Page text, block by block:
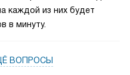
каждой из них будет
в минуту.
ВОПРОСЫ